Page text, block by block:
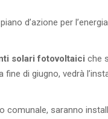
d’azione per
solari fotovoltaici che
fine di giugno, vedrà
comunale, saranno